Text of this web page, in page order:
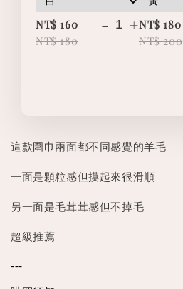
NT$ 160
NT$ 180
- +NT$ 180
NT$ 200
這款圍巾兩面都不同感覺的羊毛
一面是顆粒感但摸起來很滑順
另一面是毛茸茸感但不掉毛
超級推薦
---